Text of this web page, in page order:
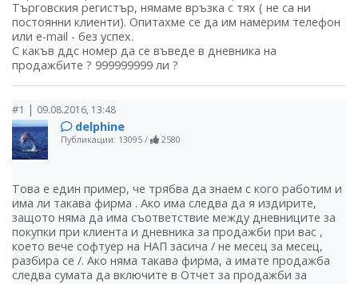
Търговския регистър, нямаме връзка с тях ( не са ни
постоянни клиенти). Опитахме се да им намерим телефон
или е-mail - без успех.
С какъв ддс номер да се въведе в дневника на
продажбите ? 999999999 ли ?
#1 | 09.08.2016, 13:48
delphine
Публикации: 13095 / 2580
Това е един пример, че трябва да знаем с кого работим и
има ли такава фирма . Ако има следва да я издирите,
защото няма да има съответствие между дневниците за
покупки при клиента и дневника за продажби при вас ,
което вече софтуер на НАП засича / не месец за месец,
разбира се /. Ако няма такава фирма, а имате продажба
следва сумата да включите в Отчет за продажби за